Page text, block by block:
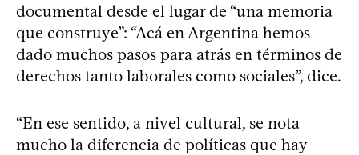
documental desde el lugar de “una memoria
que construye”: “Acá en Argentina hemos
dado muchos pasos para atrás en términos de
derechos tanto laborales como sociales”, dice.
“En ese sentido, a nivel cultural, se nota
mucho la diferencia de políticas que hay